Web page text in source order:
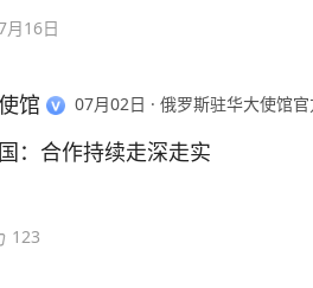
尔·莫尔古洛夫表示：
战争期间给予的巨大军事和经
苏军战士。也铭记在决战阶段
，在数周内击溃关东军并解放
苏联的关键因素之一。”
月16日
馆 07月02日 · 俄罗斯驻华大使馆
：合作持续走深走实
流。
123